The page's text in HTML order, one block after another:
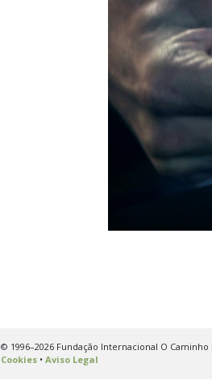
© 1996–2026 Fundação Internacional O
Cookies• Aviso Legal